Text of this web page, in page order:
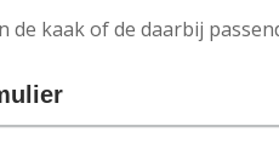
de kaak of de daarbij